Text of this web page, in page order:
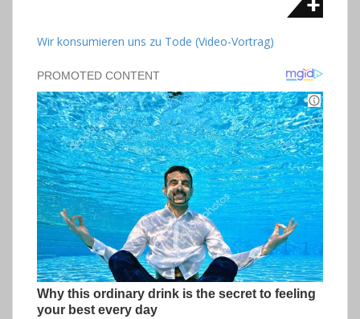
Wir konsumieren uns zu Tode (Video-Vortrag)